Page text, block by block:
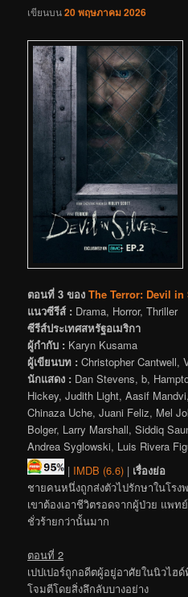
เขียนบน20 พฤษภาคม 2026
ตอนที่ 3 ของ The Terror: Devil in
แนวซีรีส์ : Drama, Horror, Thriller
ซีรีส์ประเทศสหรัฐอเมริกา
ผู้กำกับ : Karyn Kusama
ผู้เขียนบท : Christopher Cantwell,
นักแสดง : Dan Stevens, b,
Hickey, Judith Light, Aasif
Chinaza Uche, Juani Feliz, Mel
Bolger, Larry Marshall, Siddiq
Andrea Syglowski, Luis Rivera
| IMDB (6.6)| เรื่องย่อ
ชายคนหนึ่งถูกส่งตัวไปรักษาในโรง
เขาต้องเอาชีวิตรอดจากผู้ป่วย แพ
ชั่วร้ายกว่านั้นมาก
ตอนที่ 2
เปปเปอร์ถูกอดีตผู้อยู่อาศัยในนิวไฮ
โจมตีโดยสิ่งลึกลับบางอย่าง